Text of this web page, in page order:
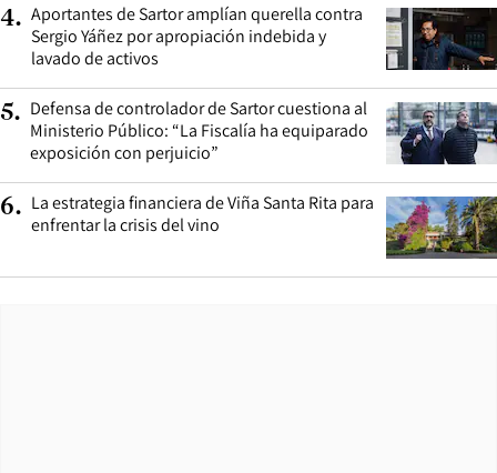
4. Aportantes de Sartor amplían querella contra
Sergio Yáñez por apropiación indebida y
lavado de activos
5. Defensa de controlador de Sartor cuestiona al
Ministerio Público: “La Fiscalía ha equiparado
exposición con perjuicio”
6. La estrategia financiera de Viña Santa Rita para
enfrentar la crisis del vino